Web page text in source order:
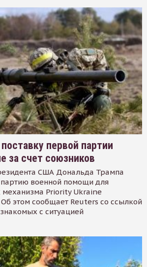
первой партии
за счет союзников
США Дональда Трампа
военной помощи для
Priority Ukraine
этом сообщает Reuters со ссылкой
с ситуацией